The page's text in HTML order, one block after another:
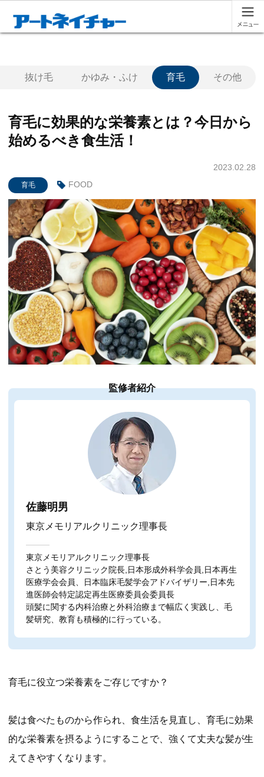
抜け毛 かゆみ・ふけ 育毛 その他
育毛に効果的な栄養素とは？今日から
始めるべき食生活！
育毛 FOOD
2023.02.28
監修者紹介
佐藤明男
東京メモリアルクリニック理事長
東京メモリアルクリニック理事長
さとう美容クリニック院長,日本形成外科学会員,日本再生
医療学会会員、日本臨床毛髪学会アドバイザリー,日本先
進医師会特定認定再生医療委員会委員長
頭髪に関する内科治療と外科治療まで幅広く実践し、毛
髪研究、教育も積極的に行っている。
育毛に役立つ栄養素をご存じですか？
髪は食べたものから作られ、食生活を見直し、育毛に効果
的な栄養素を摂るようにすることで、強くて丈夫な髪が生
えてきやすくなります。